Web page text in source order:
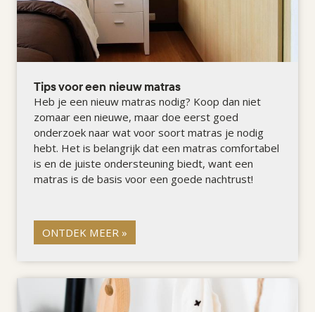
Tips voor een nieuw matras
Heb je een nieuw matras nodig? Koop dan niet
zomaar een nieuwe, maar doe eerst goed
onderzoek naar wat voor soort matras je nodig
hebt. Het is belangrijk dat een matras comfortabel
is en de juiste ondersteuning biedt, want een
matras is de basis voor een goede nachtrust!
ONTDEK MEER »